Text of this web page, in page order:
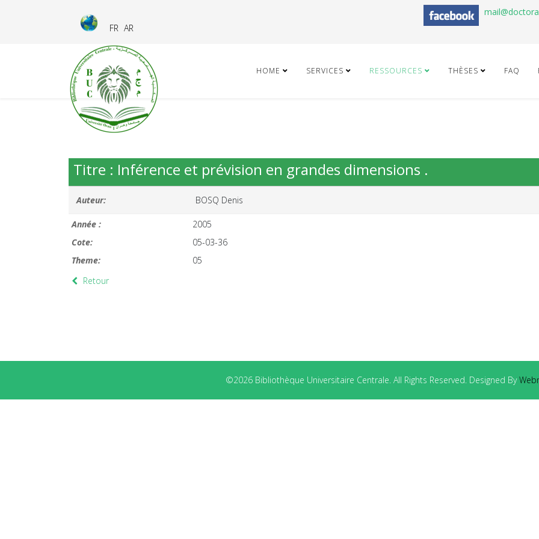
FR AR
HOME SERVICES RESSOURCES THÈSES FAQ
Titre : Inférence et prévision en grandes dimensions .
Auteur: BOSQ Denis
Année :
2005
Cote:
05-03-36
Theme:
05
Retour
©2026 Bibliothèque Universitaire Centrale. All Rights Reserved. Designed By